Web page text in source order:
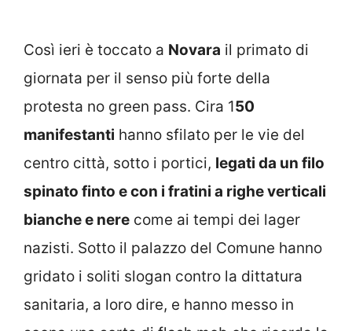
Così ieri è toccato a Novara il primato di
giornata per il senso più forte della
protesta no green pass. Cira 150
manifestanti hanno sfilato per le vie del
centro città, sotto i portici, legati da un filo
spinato finto e con i fratini a righe verticali
bianche e nere come ai tempi dei lager
nazisti. Sotto il palazzo del Comune hanno
gridato i soliti slogan contro la dittatura
sanitaria, a loro dire, e hanno messo in